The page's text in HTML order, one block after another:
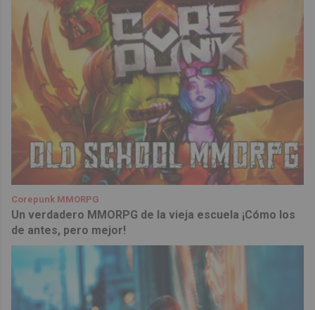
Corepunk MMORPG
Un verdadero MMORPG de la vieja escuela ¡Cómo los
de antes, pero mejor!